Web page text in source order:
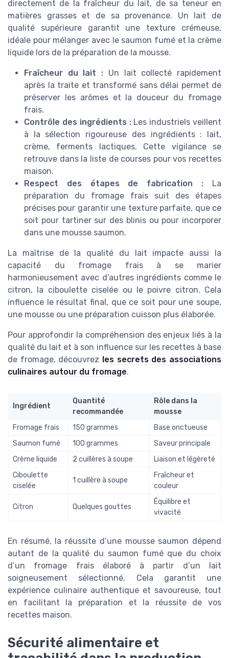
directement de la fraîcheur du lait, de sa teneur en
matières grasses et de sa provenance. Un lait de
qualité supérieure garantit une texture crémeuse,
idéale pour mélanger avec le saumon fumé et la crème
liquide lors de la préparation de la mousse.
Fraîcheur du lait : Un lait collecté rapidement
après la traite et transformé sans délai permet de
préserver les arômes et la douceur du fromage
frais.
Contrôle des ingrédients :Les industriels veillent
à la sélection rigoureuse des ingrédients : lait,
crème, ferments lactiques. Cette vigilance se
retrouve dans la liste de courses pour vos recettes
maison.
Respect des étapes de fabrication : La
préparation du fromage frais suit des étapes
précises pour garantir une texture parfaite, que ce
soit pour tartiner sur des blinis ou pour incorporer
dans une mousse saumon.
La maîtrise de la qualité du lait impacte aussi la
capacité du fromage frais à se marier
harmonieusement avec d’autres ingrédients comme le
citron, la ciboulette ciselée ou le poivre citron. Cela
influence le résultat final, que ce soit pour une soupe,
une mousse ou une préparation cuisson plus élaborée.
Pour approfondir la compréhension des enjeux liés à la
qualité du lait et à son influence sur les recettes à base
de fromage, découvrez
les secrets des associations
culinaires autour du fromage.
Ingrédient
Quantité
recommandée
Rôle dans la
mousse
Fromage frais
150 grammes
Base onctueuse
Saumon fumé
100 grammes
Saveur principale
Crème liquide
2 cuillères à soupe
Liaison et légèreté
Ciboulette
ciselée
1 cuillère à soupe
Fraîcheur et
couleur
Citron Quelques gouttes
Équilibre et
vivacité
En résumé, la réussite d’une mousse saumon dépend
autant de la qualité du saumon fumé que du choix
d’un fromage frais élaboré à partir d’un lait
soigneusement sélectionné. Cela garantit une
expérience culinaire authentique et savoureuse, tout
en facilitant la préparation et la réussite de vos
recettes maison.
Sécurité alimentaire et